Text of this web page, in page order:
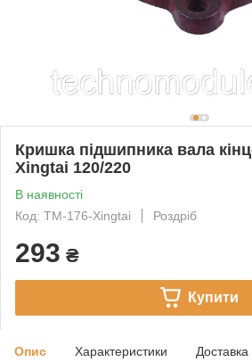
Кришка підшипника вала
Xingtai 120/220
В наявності
Код: TM-176-Xingtai
Роздріб
293 ₴
Купити
Опис Характеристики Доставка